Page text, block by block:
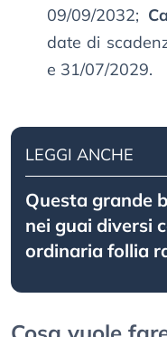
09/09/2032;
date di
e 31/07/2029.
LEGGI ANCHE
Questa grande
nei guai diversi
ordinaria follia